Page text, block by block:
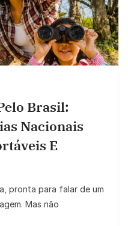
Brasil:
Nacionais
E
pronta para falar de um
Mas não